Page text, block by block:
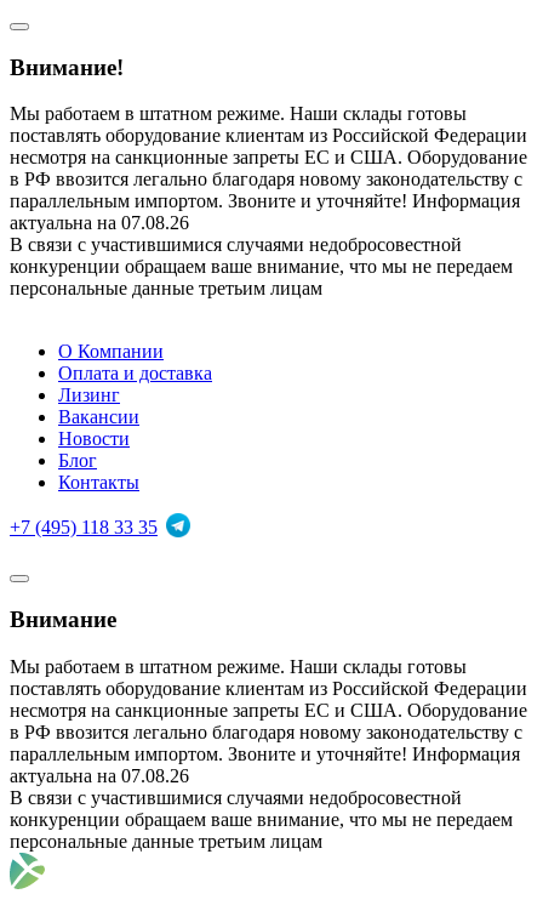
Внимание!
Мы работаем в штатном режиме. Наши склады готовы
поставлять оборудование клиентам из Российской Федерации
несмотря на санкционные запреты ЕС и США. Оборудование
в РФ ввозится легально благодаря новому законодательству с
параллельным импортом. Звоните и уточняйте! Информация
актуальна на 07.08.26
В связи с участившимися случаями недобросовестной
конкуренции обращаем ваше внимание, что мы не передаем
персональные данные третьим лицам
О Компании
Оплата и доставка
Лизинг
Вакансии
Новости
Блог
Контакты
+7 (495) 118 33 35
Внимание
Мы работаем в штатном режиме. Наши склады готовы
поставлять оборудование клиентам из Российской Федерации
несмотря на санкционные запреты ЕС и США. Оборудование
в РФ ввозится легально благодаря новому законодательству с
параллельным импортом. Звоните и уточняйте! Информация
актуальна на 07.08.26
В связи с участившимися случаями недобросовестной
конкуренции обращаем ваше внимание, что мы не передаем
персональные данные третьим лицам